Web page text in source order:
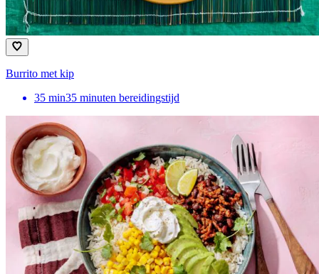
Burrito met kip
35 min35 minuten bereidingstijd